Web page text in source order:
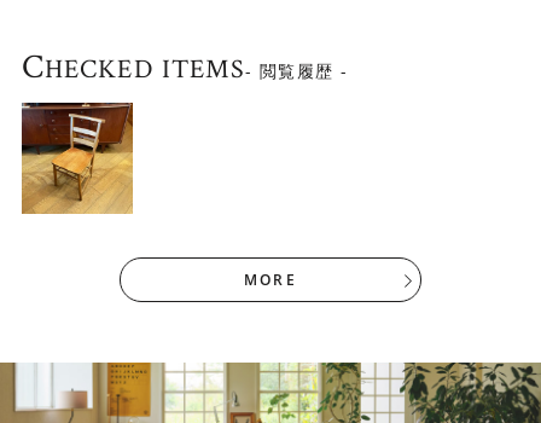
イギリス （1960年代 海外直輸入アンティー
サイズ
座面430(mm)
他の商品との同梱は出来ません。
CHECKED ITEMS- 閲覧履歴 -
MORE